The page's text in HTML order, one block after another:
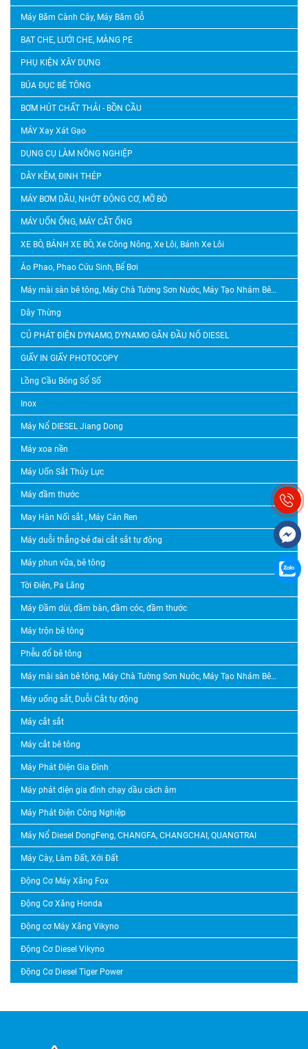
Máy Băm Cành Cây, Máy Băm Gỗ
BẠT CHE, LƯỚI CHE, MÀNG PE
PHỤ KIỆN XÂY DỰNG
BÚA ĐỤC BÊ TÔNG
BƠM HÚT CHẤT THẢI - BỒN CẦU
MÁY Xay Xát Gạo
DỤNG CỤ LÀM NÔNG NGHIỆP
DÂY KẼM, ĐINH THÉP
MÁY BƠM DẦU, NHỚT ĐỘNG CƠ, MỠ BÒ
MÁY UỐN ỐNG, MÁY CẮT ỐNG
XE BÒ, BÁNH XE BÒ, Xe Công Nông, Xe Lôi, Bánh Xe Lôi
Áo Phao, Phao Cứu Sinh, Bể Bơi
Máy mài sàn bê tông, Máy Chà Tường Sơn Nước, Máy Tạo Nhám Bê Tông, Máy Băm Bê Tông
Dây Thừng
CỦ PHÁT ĐIỆN DYNAMO, DYNAMO GẮN ĐẦU NỔ DIESEL
GIẤY IN GIẤY PHOTOCOPY
Lồng Cầu Bóng Sổ Số
Inox
Máy Nổ DIESEL Jiang Dong
Máy xoa nền
Máy Uốn Sắt Thủy Lực
Máy đầm thước
May Hàn Nối sắt , Máy Cán Ren
Máy duỗi thẳng-bẻ đai cắt sắt tự động
Máy phun vữa, bê tông
Tời Điện, Pa Lăng
Máy Đầm dùi, đầm bàn, đầm cóc, đầm thước
Máy trộn bê tông
Phễu đổ bê tông
Máy mài sàn bê tông, Máy Chà Tường Sơn Nước, Máy Tạo Nhám Bê Tông, Máy Băm Bê Tông
Máy uống sắt, Duỗi Cắt tự động
Máy cắt sắt
Máy cắt bê tông
Máy Phát Điện Gia Đình
Máy phát điện gia đình chạy dầu cách âm
Máy Phát Điện Công Nghiệp
Máy Nổ Diesel DongFeng, CHANGFA, CHANGCHAI, QUANGTRAI
Máy Cày, Làm Đất, Xới Đất
Động Cơ Máy Xăng Fox
Động Cơ Xăng Honda
Động cơ Máy Xăng Vikyno
Động Cơ Diesel Vikyno
Động Cơ Diesel Tiger Power